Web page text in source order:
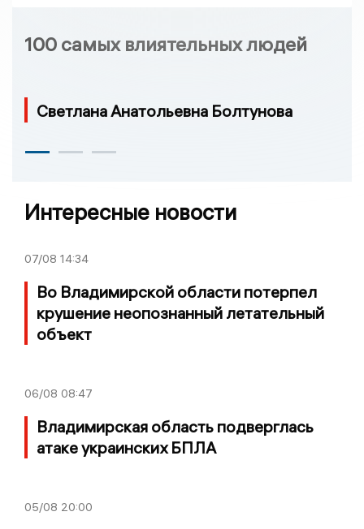
100 самых влиятельных людей
Светлана Анатольевна Болтунова
Интересные новости
07/08 14:34
Во Владимирской области потерпел
крушение неопознанный летательный
объект
06/08 08:47
Владимирская область подверглась
атаке украинских БПЛА
05/08 20:00